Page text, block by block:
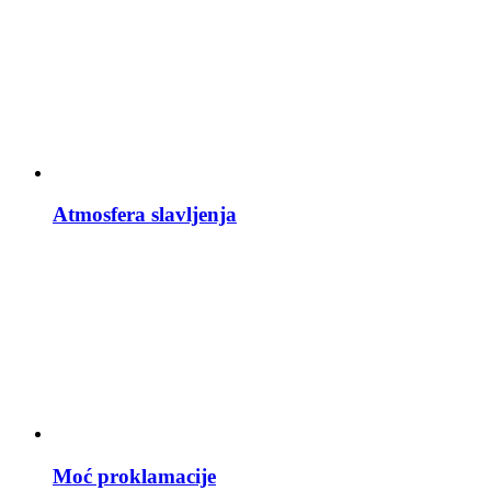
Atmosfera slavljenja
Moć proklamacije